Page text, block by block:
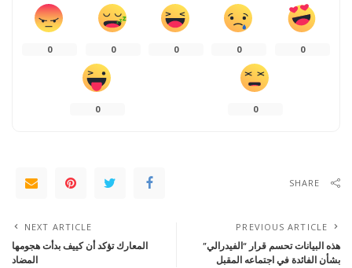
0
0
0
0
0
0
0
SHARE
PREVIOUS ARTICLE
هذه البيانات تحسم قرار “الفيدرالي”
بشأن الفائدة في اجتماعه المقبل
NEXT ARTICLE
المعارك تؤكد أن كييف بدأت هجومها
المضاد